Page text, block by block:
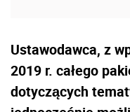
Ustawodawca, z
2019 r. całego
dotyczących